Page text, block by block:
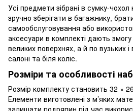
Усі предмети зібрані в сумку-
зручно зберігати в багажнику,
самообслуговування або
аксесуари в комплекті дають
великих поверхнях, а й по вузьких
салоні та біля коліс.
Розміри та особливості
Розмір комплекту становить 32 ×
Елементи виготовлені з м’яких